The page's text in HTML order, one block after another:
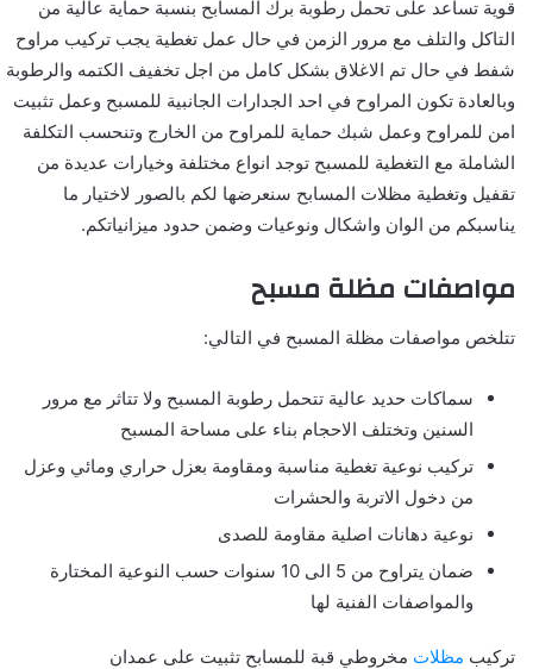
قوية تساعد على تحمل رطوبة برك المسابح بنسبة حماية عالية من
التاكل والتلف مع مرور الزمن في حال عمل تغطية يجب تركيب مراوح
شفط في حال تم الاغلاق بشكل كامل من اجل تخفيف الكتمه والرطوبة
وبالعادة تكون المراوح في احد الجدارات الجانبية للمسبح وعمل تثبيت
امن للمراوح وعمل شبك حماية للمراوح من الخارج وتنحسب التكلفة
الشاملة مع التغطية للمسبح توجد انواع مختلفة وخيارات عديدة من
تقفيل وتغطية مظلات المسابح سنعرضها لكم بالصور لاختيار ما
يناسبكم من الوان واشكال ونوعيات وضمن حدود ميزانياتكم.
مواصفات مظلة مسبح
تتلخص مواصفات مظلة المسبح في التالي:
سماكات حديد عالية تتحمل رطوبة المسبح ولا تتاثر مع مرور
السنين وتختلف الاحجام بناء على مساحة المسبح
تركيب نوعية تغطية مناسبة ومقاومة بعزل حراري ومائي وعزل
من دخول الاتربة والحشرات
نوعية دهانات اصلية مقاومة للصدى
ضمان يتراوح من 5 الى 10 سنوات حسب النوعية المختارة
والمواصفات الفنية لها
تركيب مظلات مخروطي قبة للمسابح تثبيت على عمدان